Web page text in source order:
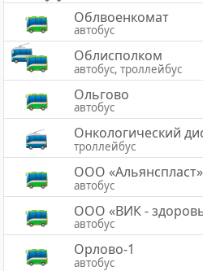
Облвоенкомат
автобус
Облисполком
автобус, троллейбус
Ольгово
автобус
Онкологический
троллейбус
ООО «Альянспласт»
автобус
ООО «ВИК -
автобус
Орлово-1
автобус